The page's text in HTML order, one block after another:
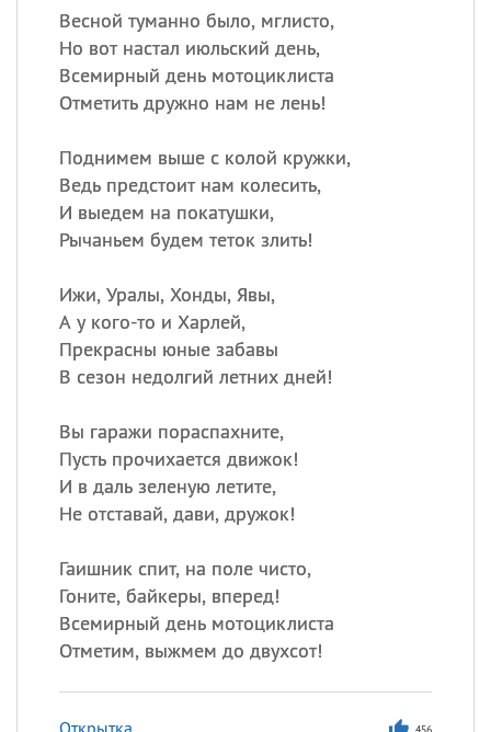
Весной туманно было, мглисто,
Но вот настал июльский день,
Всемирный день мотоциклиста
Отметить дружно нам не лень!
Поднимем выше с колой кружки,
Ведь предстоит нам колесить,
И выедем на покатушки,
Рычаньем будем теток злить!
Ижи, Уралы, Хонды, Явы,
А у кого-то и Харлей,
Прекрасны юные забавы
В сезон недолгий летних дней!
Вы гаражи пораспахните,
Пусть прочихается движок!
И в даль зеленую летите,
Не отставай, дави, дружок!
Гаишник спит, на поле чисто,
Гоните, байкеры, вперед!
Всемирный день мотоциклиста
Отметим, выжмем до двухсот!
Открытка